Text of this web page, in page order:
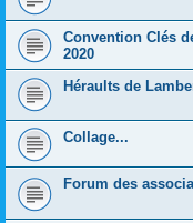
Convention Clés
2020
Héraults de
Collage...
Forum des